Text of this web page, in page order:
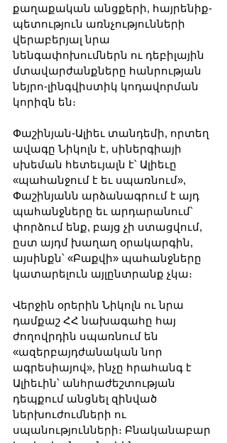
քաղաքական անցքերի, հայրենիք-
պետություն առնչությունների
վերաբերյալ նրա
նենգափոխումներն ու դեբիլային
մտավարժանքները հանրության
նեյրո-լինգվիստիկ կոդավորման
կորիզն են։
Փաշինյան-Ալիեւ տանդեմի, որտեղ
ավագը Նիկոլն է, սիներգիայի
սխեման հետեւյալն է՝ Ալիեւը
«պահանջում է եւ սպառնում»,
Փաշինյանն արձանագրում է այդ
պահանջները եւ արդարանում՝
փորձում ենք, բայց չի ստացվում,
ըստ այդմ խաղաղ օրակարգին,
այսինքն՝ «Բաքվի» պահանջները
կատարելուն այլընտրանք չկա։
Վերջին օրերին Նիկոլն ու նրա
դամքաշ ՀՀ նախագահը հայ
ժողովրդին սպառնում են
«ազերբայդժանական նոր
ագրեսիայով», ինչը հրահանգ է
Ալիեւին՝ անհրաժեշտության
դեպքում անցնել զինված
ներխուժումների ու
սպանությունների։ Բնականաբար